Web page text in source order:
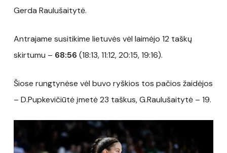
Gerda Raulušaitytė.
Antrajame susitikime lietuvės vėl laimėjo 12 taškų
skirtumu – 68:56 (18:13, 11:12, 20:15, 19:16).
Šiose rungtynėse vėl buvo ryškios tos pačios žaidėjos
– D.Pupkevičiūtė įmetė 23 taškus, G.Raulušaitytė – 19.